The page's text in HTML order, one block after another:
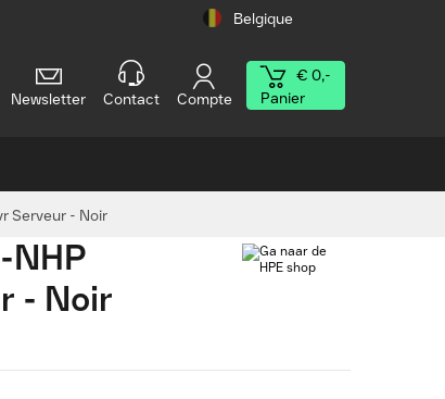
Belgique
Newsletter Contact Compte
€ 0,-
Panier
Serveur - Noir
NHP
- Noir